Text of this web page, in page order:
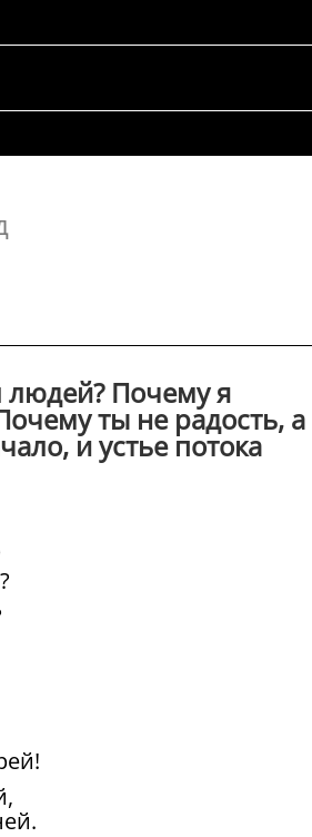
людей? Почему я
ты не радость, а
и устье потока